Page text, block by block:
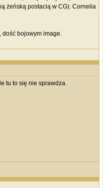
żeńską postacią w CG). Cornelia
dość bojowym image.
tu to się nie sprawdza.